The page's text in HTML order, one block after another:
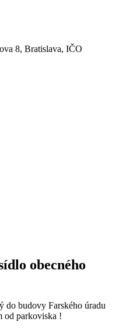
8, Bratislava, IČO
obecného
do budovy Farského úradu
od parkoviska !